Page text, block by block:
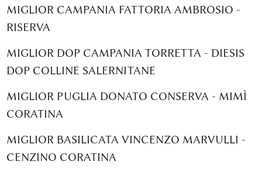
MIGLIOR CAMPANIA FATTORIA AMBROSIO -
RISERVA
MIGLIOR DOP CAMPANIA TORRETTA - DIESIS
DOP COLLINE SALERNITANE
MIGLIOR PUGLIA DONATO CONSERVA - MIMÌ
CORATINA
MIGLIOR BASILICATA VINCENZO MARVULLI -
CENZINO CORATINA